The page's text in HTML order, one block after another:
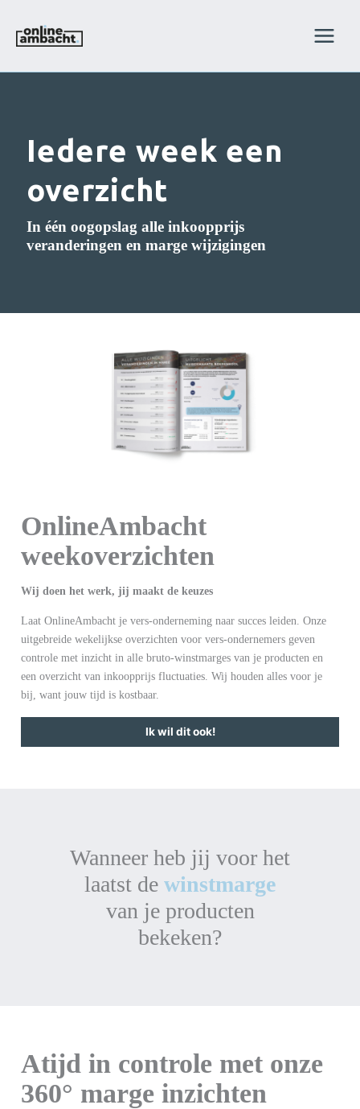
content
Iedere week een
overzicht
In één oogopslag alle inkoopprijs
veranderingen en marge wijzigingen
OnlineAmbacht
weekoverzichten
Wij doen het werk, jij maakt de keuzes
Laat OnlineAmbacht je vers-onderneming naar succes leiden. Onze
uitgebreide wekelijkse overzichten voor vers-ondernemers geven
controle met inzicht in alle bruto-winstmarges van je producten en
een overzicht van inkoopprijs fluctuaties. Wij houden alles voor je
bij, want jouw tijd is kostbaar.
Ik wil dit ook!
Wanneer heb jij voor het
laatst de winstmarge
van je producten
bekeken?
Atijd in controle met onze
360° marge inzichten